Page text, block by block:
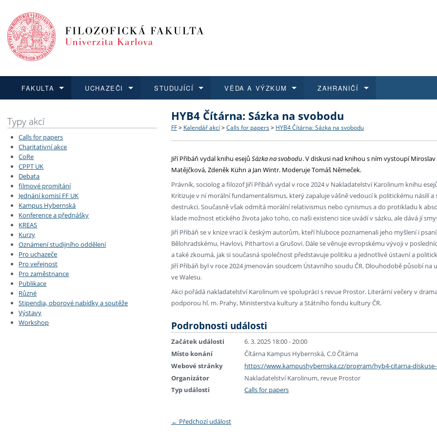
FAKULTA
Dozvědět se více
Struktura a historie
Strategie a další dokumenty
Podpora a benefity pro zaměstnance
Absolventi fakulty
Fakultní školy FF UK
UCHAZEČI
Podat přihlášku
Co studovat a jak se přihlásit
Učitelské studijní programy
Informace k průběhu přijímaček
STUDUJÍCÍ
Dozvědět se více
Bakalářské a magisterské studium
Doktorské studium
Rigorózní řízení
VĚDA A VÝZKUM
Dozvědět se více
O vědě a výzkumu na FF UK
Akademické kvalifikace
Granty a projekty
ZAHRANIČÍ
Dozvědět se více
Aktuální nabídky a výběrová řízení
Vyjíždějící studenti
Přijíždějící studenti
Vyjíždějící zaměstnanci
Typy akcí
Calls for papers
Charitativní akce
CoRe
CPPT UK
Debata
filmové promítání
Jednání komisí FF UK
Kampus Hybernská
Konference a přednášky
KREAS
Kurzy
Oznámení studijního oddělení
Pro uchazeče
Pro veřejnost
Pro zaměstnance
Publikace
Různé
Stipendia, oborové nabídky a soutěže
Výstavy
Workshop
HYB4 Čítárna: Sázka na svobodu
FF > Kalendář akcí > Calls for papers > HYB4 Čítárna: Sázka na svobodu
Jiří Přibáň vydal knihu esejů Sázka na svobodu. V diskusi nad knihou s ním vystoupí Miroslav
Matějčková, Zdeněk Kühn a Jan Wintr. Moderuje Tomáš Němeček.
Právník, sociolog a filozof Jiří Přibáň vydal v roce 2024 v Nakladatelství Karolinum knihu
Kritizuje v ní morální fundamentalismus, který zapaluje vášně vedoucí k politickému násilí a
destrukci. Současně však odmítá morální relativismus nebo cynismus a do protikladu k
klade možnost etického života jako toho, co naši existenci sice uvádí v sázku, ale dává jí
Jiří Přibáň se v knize vrací k českým autorům, kteří hluboce poznamenali jeho myšlení i
Bělohradskému, Havlovi, Pithartovi a Grušovi. Dále se věnuje evropskému vývoji v
a také zkoumá, jak si současná společnost představuje politiku a jednotlivé ústavní a
Jiří Přibáň byl v roce 2024 jmenován soudcem Ústavního soudu ČR. Dlouhodobě působí na
ve Walesu.
Akci pořádá nakladatelství Karolinum ve spolupráci s revue Prostor. Literární večery v
podporou hl. m. Prahy, Ministerstva kultury a Státního fondu kultury ČR.
Podrobnosti události
Začátek události
6. 3. 2025 18:00 - 20:00
Místo konání
Čítárna Kampus Hybernská, C.0 Čítárna
Webové stránky
https://www.kampushybernska.cz/program/hyb4-citarna-
Organizátor
Nakladatelství Karolinum, revue Prostor
Typ události
Calls for papers
← Předchozí událost